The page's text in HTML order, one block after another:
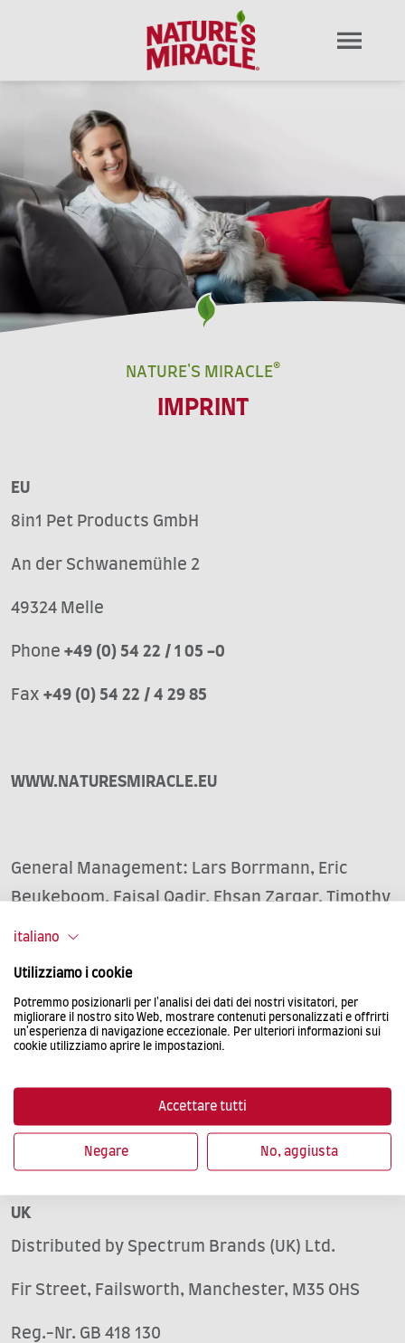
NATURE'S MIRACLE®
IMPRINT
EU
8in1 Pet Products GmbH
An der Schwanemühle 2
49324 Melle
Phone +49 (0) 54 22 / 1 05 -0
Fax +49 (0) 54 22 / 4 29 85
WWW.NATURESMIRACLE.EU
General Management: Lars Borrmann, Eric
Beukeboom, Faisal Qadir, Ehsan Zargar, Timothy
Lardinois
Responsible with respect to §55 Abs. 2 RStV:
Lars Borrmann,
Herrenteich 78, 49324 Melle
District Court: Osnabrück HRB 21007
VAT-No.: DE 245275758
UK
Distributed by Spectrum Brands (UK) Ltd.
Fir Street, Failsworth, Manchester, M35 OHS
Reg.-Nr. GB 418 130
italiano
Utilizziamo i cookie
Potremmo posizionarli per l'analisi dei dati dei nostri visitatori, per
migliorare il nostro sito Web, mostrare contenuti personalizzati e offrirti
un'esperienza di navigazione eccezionale. Per ulteriori informazioni sui
cookie utilizziamo aprire le impostazioni.
Accettare tutti
Negare No, aggiusta